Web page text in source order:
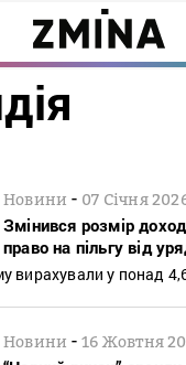
Новини - 07 Січня
Змінився розмір
право на пільгу від
вирахували у понад
Новини -16 Жовтня